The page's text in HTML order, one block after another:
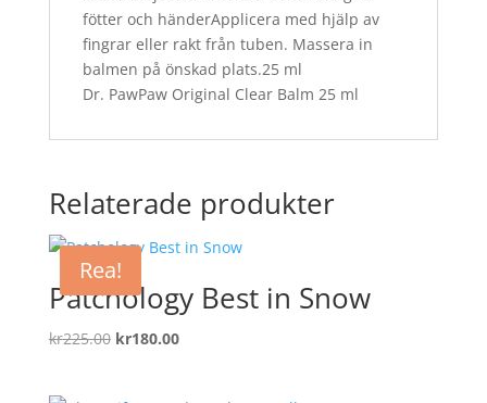
fötter och händerApplicera med hjälp av
fingrar eller rakt från tuben. Massera in
balmen på önskad plats.25 ml
Dr. PawPaw Original Clear Balm 25 ml
Relaterade produkter
Rea!
Patchology Best in Snow
kr225.00 Det
kr180.00Det